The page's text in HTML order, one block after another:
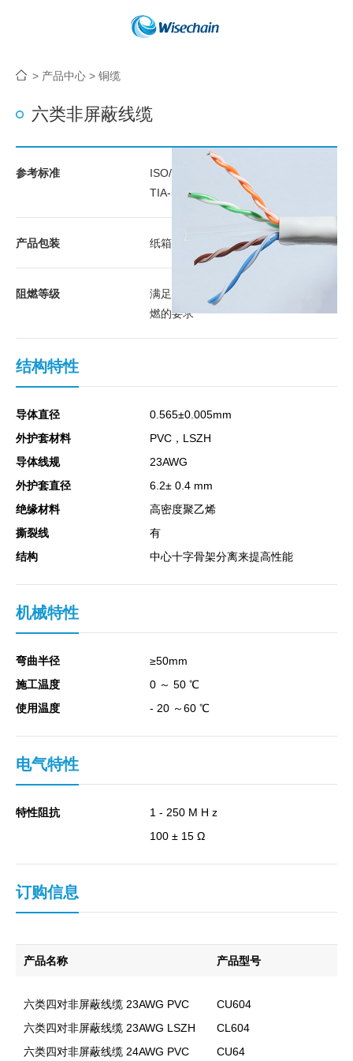
> 产品中心 > 铜缆
六类非屏蔽线缆
参考标准
ISO/IEC11801
TIA-568-C.2
产品包装 纸箱包装（305米）
阻燃等级
满足YD/T 1019 中对阻
燃的要求
结构特性
导体直径
0.565±0.005mm
外护套材料
PVC，LSZH
导体线规
23AWG
外护套直径
6.2± 0.4 mm
绝缘材料
高密度聚乙烯
撕裂线
有
结构
中心十字骨架分离来提高性能
机械特性
弯曲半径
≥50mm
施工温度
0 ～ 50 ℃
使用温度
- 20 ～60 ℃
电气特性
特性阻抗
1 - 250 M H z
100 ± 15 Ω
订购信息
产品名称 产品型号
六类四对非屏蔽线缆 23AWG PVC
CU604
六类四对非屏蔽线缆 23AWG LSZH
CL604
六类四对非屏蔽线缆 24AWG PVC
CU64